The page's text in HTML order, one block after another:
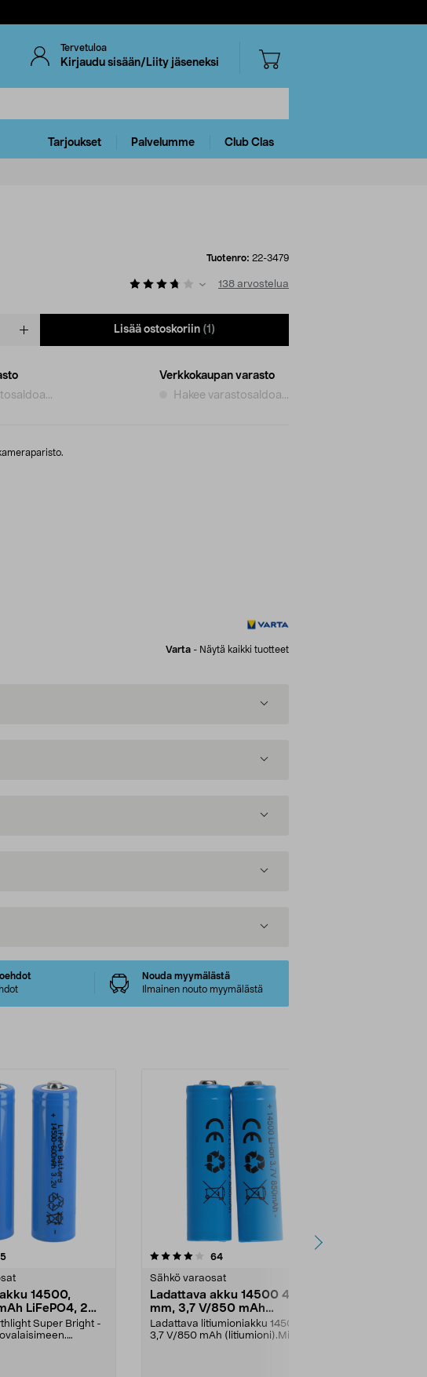
Tervetuloa
Kirjaudu sisään/Liity jäseneksi
Tarjoukset Palvelumme Club Clas
Tuotenro: 22-3479
138 arvostelua
Lisää ostoskoriin (1)
Verkkokaupan varasto
Hakee varastosaldoa...
Varta - Näytä kaikki tuotteet
Nouda myymälästä
Ilmainen nouto myymälästä
5arvostelut
14500,
LiFePO4, 2
Super Bright -
viidestä
64arvostelut
Sähkö varaosat
Ladattava akku 14500 49
mm, 3,7 V/850 mAh
litiumioni, 2 kpl
Ladattava litiumioniakku 14500,
3,7 V/850 mAh (litiumioni).Mitat:
4.5 viidestä